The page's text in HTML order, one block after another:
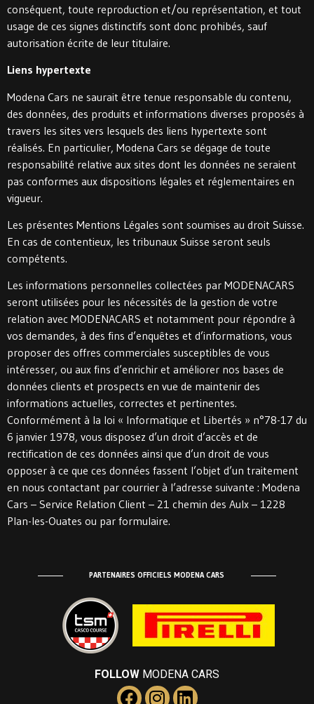
conséquent, toute reproduction et/ou représentation, et tout
usage de ces signes distinctifs sont donc prohibés, sauf
autorisation écrite de leur titulaire.
Liens hypertexte
Modena Cars ne saurait être tenue responsable du contenu,
des données, des produits et informations diverses proposés à
travers les sites vers lesquels des liens hypertexte sont
réalisés. En particulier, Modena Cars se dégage de toute
responsabilité relative aux sites dont les données ne seraient
pas conformes aux dispositions légales et réglementaires en
vigueur.
Les présentes Mentions Légales sont soumises au droit Suisse.
En cas de contentieux, les tribunaux Suisse seront seuls
compétents.
Les informations personnelles collectées par MODENACARS
seront utilisées pour les nécessités de la gestion de votre
relation avec MODENACARS et notamment pour répondre à
vos demandes, à des fins d’enquêtes et d’informations, vous
proposer des offres commerciales susceptibles de vous
intéresser, ou aux fins d’enrichir et améliorer nos bases de
données clients et prospects en vue de maintenir des
informations actuelles, correctes et pertinentes.
Conformément à la loi « Informatique et Libertés » n°78-17 du
6 janvier 1978, vous disposez d’un droit d’accès et de
rectification de ces données ainsi que d’un droit de vous
opposer à ce que ces données fassent l’objet d’un traitement
en nous contactant par courrier à l’adresse suivante : Modena
Cars – Service Relation Client – 21 chemin des Aulx – 1228
Plan-les-Ouates ou par formulaire.
PARTENAIRES OFFICIELS MODENA CARS
FOLLOW MODENA CARS